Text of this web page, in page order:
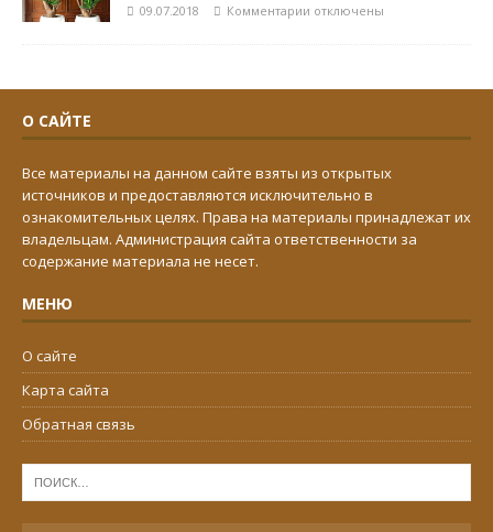
09.07.2018 Комментарии отключены
О САЙТЕ
Все материалы на данном сайте взяты из открытых
источников и предоставляются исключительно в
ознакомительных целях. Права на материалы принадлежат их
владельцам. Администрация сайта ответственности за
содержание материала не несет.
МЕНЮ
О сайте
Карта сайта
Обратная связь